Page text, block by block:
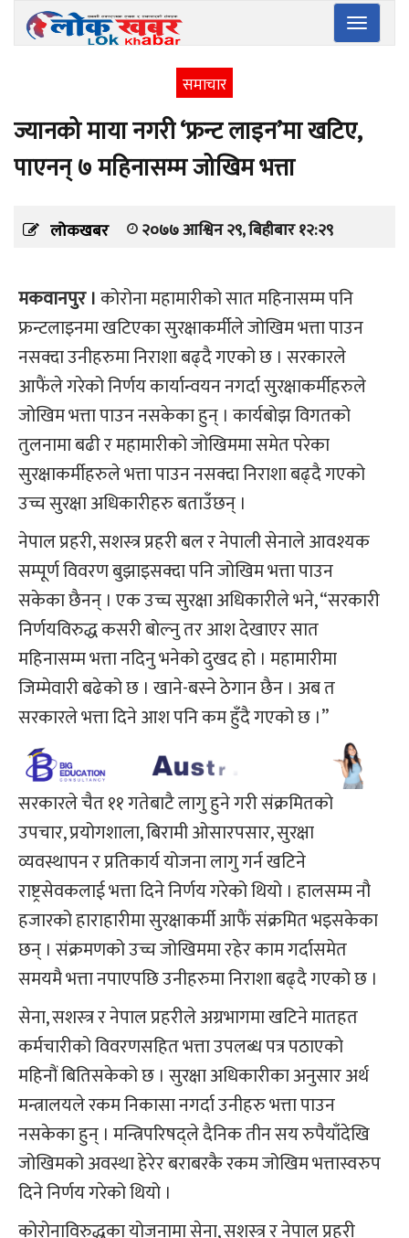
Toggle
समाचार
ज्यानको माया नगरी ‘फ्रन्ट लाइन’मा खटिए,
पाएनन् ७ महिनासम्म जोखिम भत्ता
लोकखबर २०७७ आश्विन २९, बिहीबार १२:२९
मकवानपुर ।कोरोना महामारीको सात महिनासम्म पनि
फ्रन्टलाइनमा खटिएका सुरक्षाकर्मीले जोखिम भत्ता पाउन
नसक्दा उनीहरुमा निराशा बढ्दै गएको छ । सरकारले
आफैंले गरेको निर्णय कार्यान्वयन नगर्दा सुरक्षाकर्मीहरुले
जोखिम भत्ता पाउन नसकेका हुन् । कार्यबोझ विगतको
तुलनामा बढी र महामारीको जोखिममा समेत परेका
सुरक्षाकर्मीहरुले भत्ता पाउन नसक्दा निराशा बढ्दै गएको
उच्च सुरक्षा अधिकारीहरु बताउँछन् ।
नेपाल प्रहरी, सशस्‍त्र प्रहरी बल र नेपाली सेनाले आवश्यक
सम्पूर्ण विवरण बुझाइसक्दा पनि जोखिम भत्ता पाउन
सकेका छैनन् । एक उच्च सुरक्षा अधिकारीले भने, “सरकारी
निर्णयविरुद्ध कसरी बोल्नु तर आश देखाएर सात
महिनासम्म भत्ता नदिनु भनेको दुखद हो । महामारीमा
जिम्मेवारी बढेको छ । खाने-बस्‍ने ठेगान छैन । अब त
सरकारले भत्ता दिने आश पनि कम हुँदै गएको छ ।”
सरकारले चैत ११ गतेबाटै लागु हुने गरी संक्रमितको
उपचार, प्रयोगशाला, बिरामी ओसारपसार, सुरक्षा
व्यवस्थापन र प्रतिकार्य योजना लागु गर्न खटिने
राष्ट्रसेवकलाई भत्ता दिने निर्णय गरेको थियो । हालसम्म नौ
हजारको हाराहारीमा सुरक्षाकर्मी आफैं संक्रमित भइसकेका
छन् । संक्रमणको उच्च जोखिममा रहेर काम गर्दासमेत
समयमै भत्ता नपाएपछि उनीहरुमा निराशा बढ्दै गएको छ ।
सेना, सशस्‍त्र र नेपाल प्रहरीले अग्रभागमा खटिने मातहत
कर्मचारीको विवरणसहित भत्ता उपलब्ध पत्र पठाएको
महिनौं बितिसकेको छ । सुरक्षा अधिकारीका अनुसार अर्थ
मन्त्रालयले रकम निकासा नगर्दा उनीहरु भत्ता पाउन
नसकेका हुन् । मन्त्रिपरिषद्‍ले दैनिक तीन सय रुपैयाँदेखि
जोखिमको अवस्था हेरेर बराबरकै रकम जोखिम भत्तास्वरुप
दिने निर्णय गरेको थियो ।
कोरोनाविरुद्धका योजनामा सेना, सशस्‍त्र र नेपाल प्रहरी